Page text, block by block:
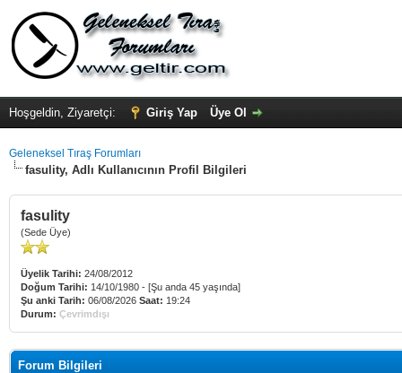
Hoşgeldin, Ziyaretçi: Giriş Yap Üye Ol
Geleneksel Tıraş Forumları
fasulity, Adlı Kullanıcının Profil Bilgileri
fasulity
(Sede Üye)
Üyelik Tarihi: 24/08/2012
Doğum Tarihi: 14/10/1980 - [Şu anda 45 yaşında]
Şu anki Tarih: 06/08/2026 Saat: 19:24
Durum: Çevrimdışı
Forum Bilgileri